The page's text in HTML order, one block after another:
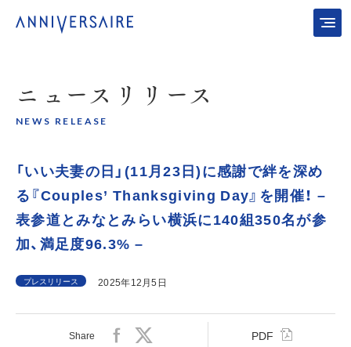
ニュース リリース
NEWS RELEASE
「いい夫妻の日」(11月23日)に感謝で絆を深め
る『Couples’ Thanksgiving Day』を開催！ –
表参道とみなとみらい横浜に140組350名が参
加、満足度96.3% –
プレスリリース 2025年12月5日
Share PDF